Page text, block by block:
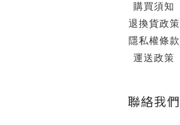
購買須知
退換貨政策
隱私權條款
運送政策
聯絡我們